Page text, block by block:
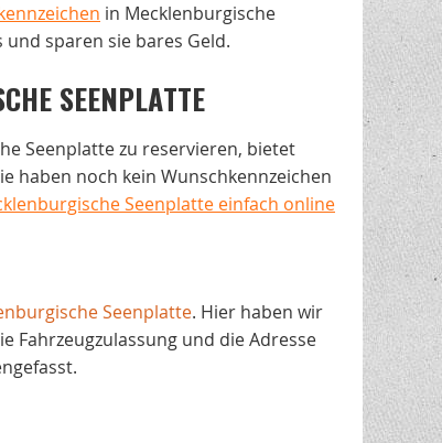
in Mecklenburgische
und sparen sie bares Geld.
SEENPLATTE
Seenplatte zu reservieren, bietet
haben noch kein Wunschkennzeichen
Seenplatte einfach online
Seenplatte. Hier haben wir
Fahrzeugzulassung und die Adresse